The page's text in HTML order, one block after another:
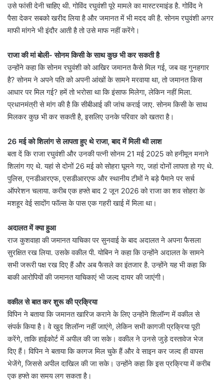
उसे फांसी देनी चाहिए थी. गोविंद रघुवंशी पूरे मामले का मास्टरमाइंड है. गोविंद ने
पैसा देकर सबको खरीद लिया है और जमानत में भी मदद की है. सोनम रघुवंशी अगर
माफी मांगने भी इंदौर आती है तो उसे माफ नहीं करेंगे।
राजा की मां बोली- सोनम किसी के साथ कुछ भी कर सकती है
उन्होंने कहा कि सोनम रघुवंशी को आखिर जमानत कैसे मिल गई, जब वह गुनहगार
है? सोनम ने अपने पति को अपनी आंखों के सामने मरवाया था, तो जमानत किस
आधार पर मिल गई? हमें तो भरोसा था कि इंसाफ मिलेगा, लेकिन नहीं मिला.
प्रधानमंत्री से मांग की है कि सीबीआई की जांच कराई जाए. सोनम किसी के साथ
मिलकर कुछ भी कर सकती है, इसलिए उनके परिवार को खतरा है।
26 मई को शिलांग से लापता हुए थे राजा, बाद में मिली थी लाश
बता दें कि राजा रघुवंशी और उनकी पत्नी सोनम 21 मई 2025 को हनीमून मनाने
शिलांग गए थे. यहां से दोनों 26 मई को सोहरा घूमने गए, जहां दोनों लापता हो गए थे.
पुलिस, एनडीआरएफ, एसडीआरएफ और स्थानीय टीमों ने बड़े पैमाने पर सर्च
ऑपरेशन चलाया. करीब एक हफ्ते बाद 2 जून 2026 को राजा का शव सोहरा के
मशहूर वेई सादोंग फॉल्स के पास एक गहरी खाई में मिला था।
अदालत में क्या हुआ
राज कुशवाहा की जमानत याचिका पर सुनवाई के बाद अदालत ने अपना फैसला
सुरक्षित रख लिया. उसके वकील पी. योबिन ने कहा कि उन्होंने अदालत के सामने
सभी जरूरी पक्ष रख दिए हैं और अब फैसले का इंतजार है. उन्होंने यह भी कहा कि
बाकी आरोपियों की जमानत याचिकाएं भी जल्द दायर की जाएंगी।
वकील से बात कर शुरू की प्रक्रिया
विपिन ने बताया कि जमानत खारिज कराने के लिए उन्होंने शिलॉन्ग में वकील से
संपर्क किया है। वे खुद शिलॉन्ग नहीं जाएंगे, लेकिन सभी कागजी प्रक्रिया पूरी
करेंगे, ताकि हाईकोर्ट में अपील की जा सके। वकील ने उनसे जुड़े दस्तावेज भेज
दिए हैं। विपिन ने बताया कि कागज मिल चुके हैं और वे साइन कर जल्द ही वापस
भेजेंगे, जिससे अपील दाखिल की जा सके। उन्होंने कहा कि इस प्रक्रिया में करीब
एक हफ्ते का समय लग सकता है।